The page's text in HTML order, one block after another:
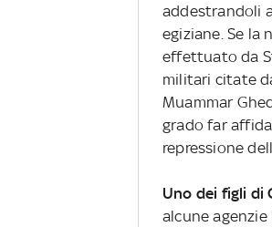
addestrandoli
egiziane. Se
effettuato da
militari citate
Muammar
grado far
repressione
Uno dei figli di
alcune